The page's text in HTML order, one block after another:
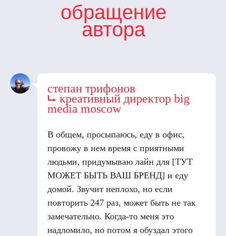
обращение
автора
степан трифонов
⮡ креативный директор big
media moscow
В общем, просыпаюсь, еду в офис,
провожу в нем время с приятными
людьми, придумываю лайн для [ТУТ
МОЖЕТ БЫТЬ ВАШ БРЕНД] и еду
домой. Звучит неплохо, но если
повторить 247 раз, может быть не так
замечательно. Когда-то меня это
надломило, но потом я обуздал этого